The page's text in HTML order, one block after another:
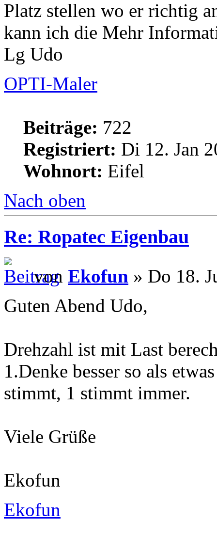
Platz stellen wo er richtig
kann ich die Mehr
Lg Udo
OPTI-Maler
Beiträge: 722
Registriert: Di 12. Jan
Wohnort: Eifel
Nach oben
Re: Ropatec Eigenbau
von Ekofun » Do 18.
Guten Abend Udo,
Drehzahl ist mit Last
1.Denke besser so als
stimmt, 1 stimmt immer.
Viele Grüße
Ekofun
Ekofun